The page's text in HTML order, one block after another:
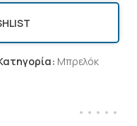
Μπρελόκ